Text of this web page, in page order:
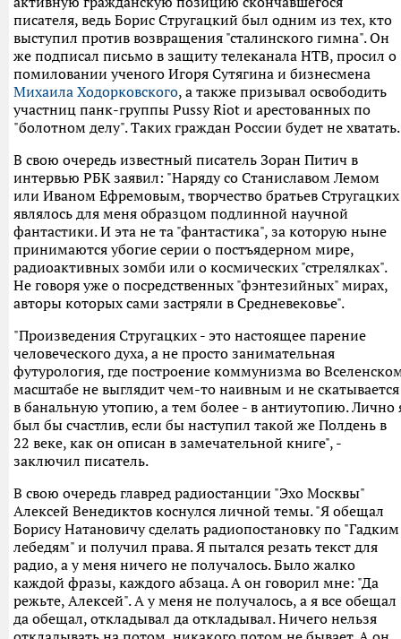
писателя, ведь Борис Стругацкий был одним из тех, кто
выступил против возвращения "сталинского гимна". Он
же подписал письмо в защиту телеканала НТВ, просил о
помиловании ученого Игоря Сутягина и бизнесмена
Михаила Ходорковского, а также призывал освободить
участниц панк-группы Pussy Riot и арестованных по
"болотном делу". Таких граждан России будет не хватать.
В свою очередь известный писатель Зоран Питич в
интервью РБК заявил: "Наряду со Станиславом Лемом
или Иваном Ефремовым, творчество братьев Стругацких
являлось для меня образцом подлинной научной
фантастики. И эта не та "фантастика", за которую ныне
принимаются убогие серии о постъядерном мире,
радиоактивных зомби или о космических "стрелялках".
Не говоря уже о посредственных "фэнтезийных" мирах,
авторы которых сами застряли в Средневековье".
"Произведения Стругацких - это настоящее парение
человеческого духа, а не просто занимательная
футурология, где построение коммунизма во
масштабе не выглядит чем-то наивным и не скатывается
в банальную утопию, а тем более - в антиутопию. Лично
был бы счастлив, если бы наступил такой же Полдень в
22 веке, как он описан в замечательной книге", -
заключил писатель.
В свою очередь главред радиостанции "Эхо Москвы"
Алексей Венедиктов коснулся личной темы. "Я обещал
Борису Натановичу сделать радиопостановку по "Гадким
лебедям" и получил права. Я пытался резать текст для
радио, а у меня ничего не получалось. Было жалко
каждой фразы, каждого абзаца. А он говорил мне: "Да
режьте, Алексей". А у меня не получалось, а я все обещал
да обещал, откладывал да откладывал. Ничего нельзя